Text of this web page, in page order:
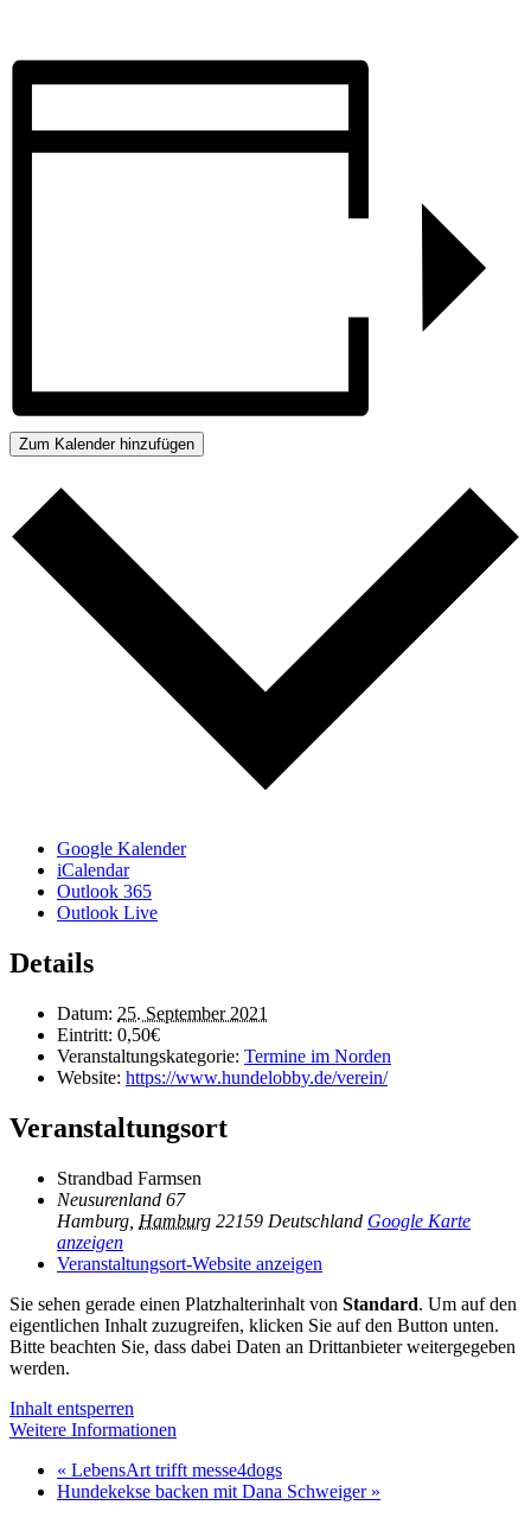
Zum Kalender hinzufügen
Google Kalender
iCalendar
Outlook 365
Outlook Live
Details
Datum: 25. September 2021
Eintritt: 0,50€
Veranstaltungskategorie: Termine im Norden
Website: https://www.hundelobby.de/verein/
Veranstaltungsort
Strandbad Farmsen
Neusurenland 67
Hamburg Hamburg 22159 Deutschland Google Karte
anzeigen
Veranstaltungsort-Website anzeigen
Sie sehen gerade einen Platzhalterinhalt von Standard. Um auf den
eigentlichen Inhalt zuzugreifen, klicken Sie auf den Button unten.
Bitte beachten Sie, dass dabei Daten an Drittanbieter weitergegeben
werden.
Inhalt entsperren
Weitere Informationen
« LebensArt trifft messe4dogs
Hundekekse backen mit Dana Schweiger »